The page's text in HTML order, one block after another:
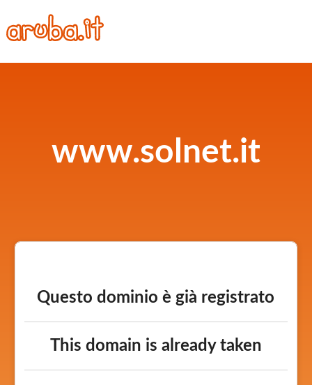
www.solnet.it
Questo dominio è già registrato
This domain is already taken